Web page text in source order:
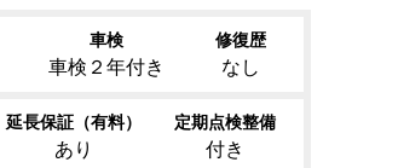
車検
車検２年付き
修復歴
なし
延長保証（有料）
あり
定期点検整備
付き